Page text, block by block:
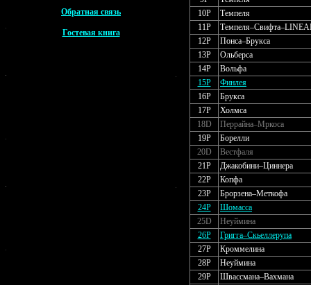
Обратная связь
Гостевая книга
10P
Темпеля
11P
12P
Понса–Брукса
13P
Ольберса
14P
Вольфа
15P
Финлея
16P
Брукса
17P
Холмса
18D
Перрайна–Мркоса
19P
Борелли
20D
Вестфаля
21P
Джакобини–Циннера
22P
Копфа
23P
Брорзена–Меткофа
24P
Шомасса
25D
Неуймина
26P
Григга–Скьеллерупа
27P
Кроммелина
28P
Неуймина
29P
Швассмана–Вахмана